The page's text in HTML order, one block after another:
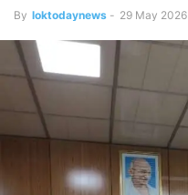
By loktodaynews - 29 May 2026